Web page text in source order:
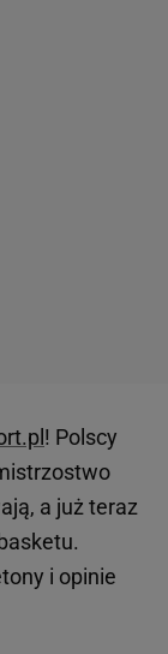
! Polscy
a już teraz
i opinie